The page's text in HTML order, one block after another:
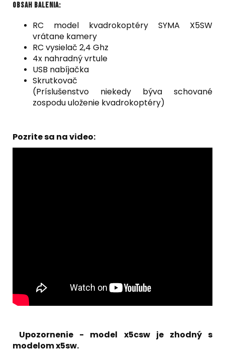
Obsah balenia:
RC model kvadrokoptéry SYMA X5SW
vrátane kamery
RC vysielač 2,4 Ghz
4x nahradný vrtule
USB nabíjačka
Skrutkovač
(Príslušenstvo niekedy býva schované
zospodu uloženie kvadrokoptéry)
Pozrite sa na video:
Upozornenie - model x5csw je zhodný s
modelom x5sw.